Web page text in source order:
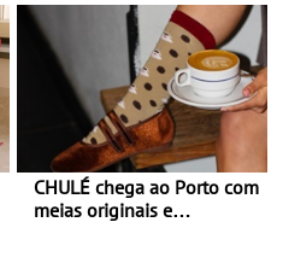
Balance
CHULÉ chega ao Porto com
meias originais e